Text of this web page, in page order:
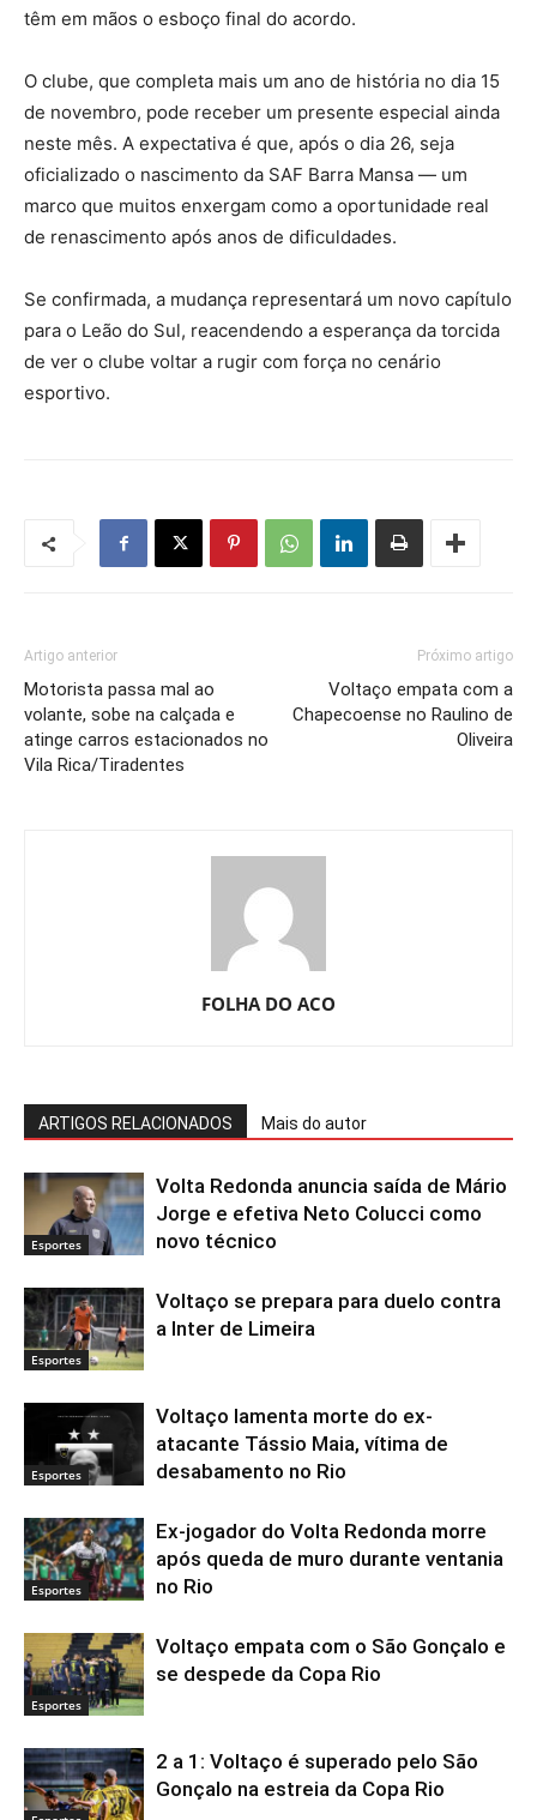
têm em mãos o esboço final do acordo.
O clube, que completa mais um ano de história no dia 15
de novembro, pode receber um presente especial ainda
neste mês. A expectativa é que, após o dia 26, seja
oficializado o nascimento da SAF Barra Mansa — um
marco que muitos enxergam como a oportunidade real
de renascimento após anos de dificuldades.
Se confirmada, a mudança representará um novo capítulo
para o Leão do Sul, reacendendo a esperança da torcida
de ver o clube voltar a rugir com força no cenário
esportivo.
Artigo anterior
Motorista passa mal ao
volante, sobe na calçada e
atinge carros estacionados no
Vila Rica/Tiradentes
Próximo artigo
Voltaço empata com a
Chapecoense no Raulino de
Oliveira
FOLHA DO ACO
ARTIGOS RELACIONADOS Mais do autor
Esportes
Volta Redonda anuncia saída de Mário
Jorge e efetiva Neto Colucci como
novo técnico
Esportes
Voltaço se prepara para duelo contra
a Inter de Limeira
Esportes
Voltaço lamenta morte do ex-
atacante Tássio Maia, vítima de
desabamento no Rio
Esportes
Ex-jogador do Volta Redonda morre
após queda de muro durante ventania
no Rio
Esportes
Voltaço empata com o São Gonçalo e
se despede da Copa Rio
2 a 1: Voltaço é superado pelo São
Gonçalo na estreia da Copa Rio